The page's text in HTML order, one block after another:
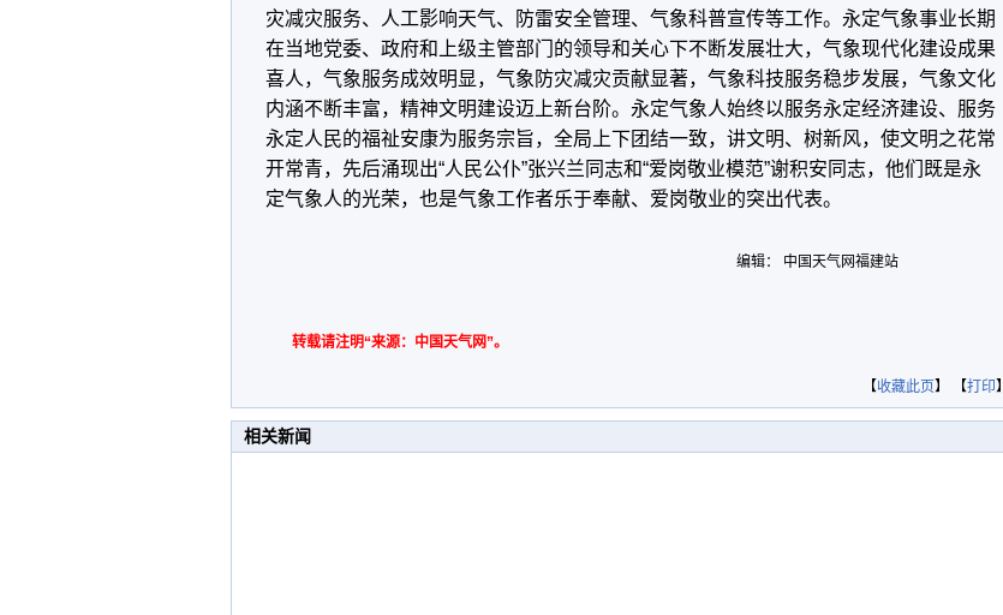
灾减灾服务、人工影响天气、防雷安全管理、气象科普宣传等工作。永定气象事业长期
在当地党委、政府和上级主管部门的领导和关心下不断发展壮大，气象现代化建设成果
喜人，气象服务成效明显，气象防灾减灾贡献显著，气象科技服务稳步发展，气象文化
内涵不断丰富，精神文明建设迈上新台阶。永定气象人始终以服务永定经济建设、服务
永定人民的福祉安康为服务宗旨，全局上下团结一致，讲文明、树新风，使文明之花常
开常青，先后涌现出“人民公仆”张兴兰同志和“爱岗敬业模范”谢积安同志，他们既是永
定气象人的光荣，也是气象工作者乐于奉献、爱岗敬业的突出代表。
编辑： 中国天气网福建站
转载请注明“来源：中国天气网”。
【收藏此页】 【打印】
相关新闻